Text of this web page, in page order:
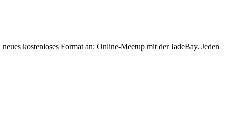
kostenloses Format an: Online-Meetup mit der JadeBay. Jeden